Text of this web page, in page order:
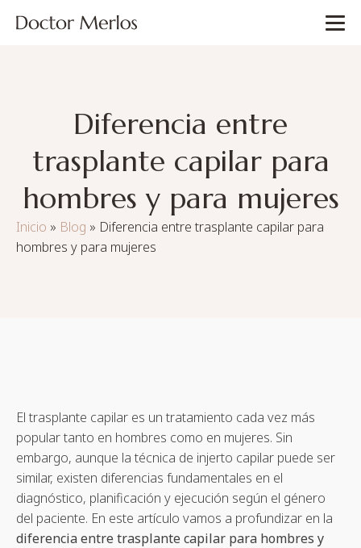
Diferencia entre
trasplante capilar para
hombres y para mujeres
Inicio » Blog » Diferencia entre trasplante capilar para
hombres y para mujeres
El trasplante capilar es un tratamiento cada vez más
popular tanto en hombres como en mujeres. Sin
embargo, aunque la técnica de injerto capilar puede ser
similar, existen diferencias fundamentales en el
diagnóstico, planificación y ejecución según el género
del paciente. En este artículo vamos a profundizar en la
diferencia entre trasplante capilar para hombres y